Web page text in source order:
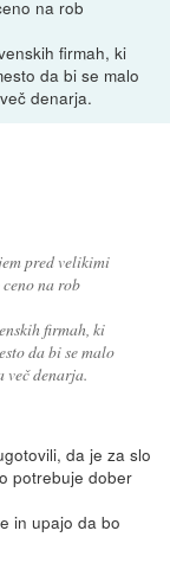
na rob
firmah, ki
da bi se malo
denarja.
pred velikimi
na rob
firmah, ki
da bi se malo
denarja.
da je za slo
potrebuje dober
in upajo da bo